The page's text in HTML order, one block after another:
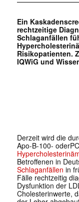
Ein
rechtzeitige
Schlaganfällen
Risikopatienten.
IQWiG und
Derzeit wird die
Apo-B-100-
Betroffenen in
Schlaganfällen in
Fälle rechtzeitig
Dysfunktion der
Cholesterinwerte,